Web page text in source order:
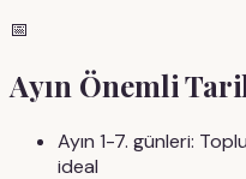
📅
Ayın Önemli
Ayın 1-7. günleri:
ideal